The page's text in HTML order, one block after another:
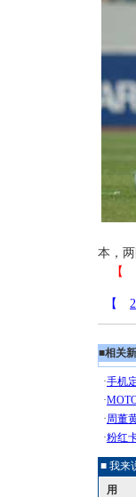
本，
■相关
■ 我来
用